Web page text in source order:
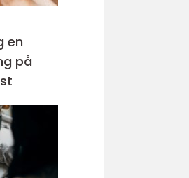
på